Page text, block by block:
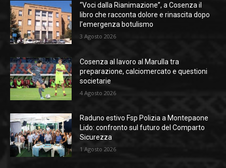
“Voci dalla Rianimazione”, a Cosenza il
libro che racconta dolore e rinascita dopo
l’emergenza botulismo
3 Agosto 2026
Cosenza al lavoro al Marulla tra
preparazione, calciomercato e questioni
societarie
4 Agosto 2026
Raduno estivo Fsp Polizia a Montepaone
Lido: confronto sul futuro del Comparto
Sicurezza
1 Agosto 2026